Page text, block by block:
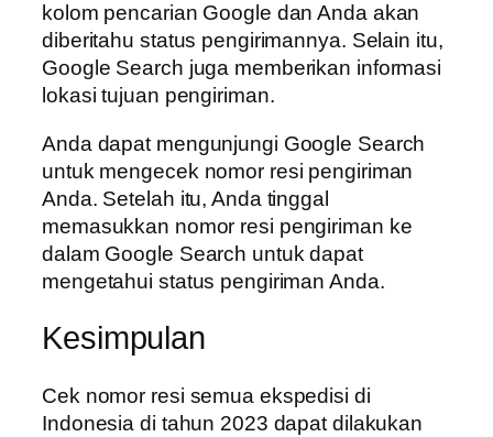
kolom pencarian Google dan Anda akan
diberitahu status pengirimannya. Selain itu,
Google Search juga memberikan informasi
lokasi tujuan pengiriman.
Anda dapat mengunjungi Google Search
untuk mengecek nomor resi pengiriman
Anda. Setelah itu, Anda tinggal
memasukkan nomor resi pengiriman ke
dalam Google Search untuk dapat
mengetahui status pengiriman Anda.
Kesimpulan
Cek nomor resi semua ekspedisi di
Indonesia di tahun 2023 dapat dilakukan